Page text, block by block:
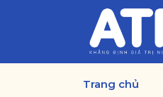
Trang chủ